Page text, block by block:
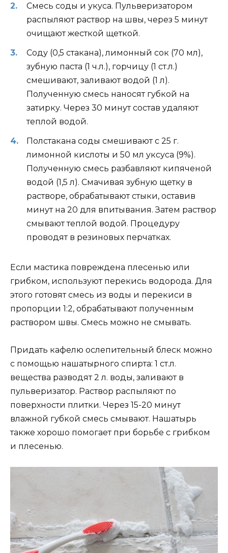
Смесь соды и укуса. Пульверизатором
распыляют раствор на швы, через 5 минут
очищают жесткой щеткой.
Соду (0,5 стакана), лимонный сок (70 мл),
зубную паста (1 ч.л.), горчицу (1 ст.л.)
смешивают, заливают водой (1 л).
Полученную смесь наносят губкой на
затирку. Через 30 минут состав удаляют
теплой водой.
Полстакана соды смешивают с 25 г.
лимонной кислоты и 50 мл уксуса (9%).
Полученную смесь разбавляют кипяченой
водой (1,5 л). Смачивая зубную щетку в
растворе, обрабатывают стыки, оставив
минут на 20 для впитывания. Затем раствор
смывают теплой водой. Процедуру
проводят в резиновых перчатках.
Если мастика повреждена плесенью или
грибком, используют перекись водорода. Для
этого готовят смесь из воды и перекиси в
пропорции 1:2, обрабатывают полученным
раствором швы. Смесь можно не смывать.
Придать кафелю ослепительный блеск можно
с помощью нашатырного спирта: 1 ст.л.
вещества разводят 2 л. воды, заливают в
пульверизатор. Раствор распыляют по
поверхности плитки. Через 15-20 минут
влажной губкой смесь смывают. Нашатырь
также хорошо помогает при борьбе с грибком
и плесенью.